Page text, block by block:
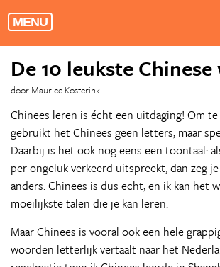
MENU
De 10 leukste
door Maurice Kosterink
Chinees leren is écht een uitdaging! Om
gebruikt het Chinees geen letters, maar
Daarbij is het ook nog eens een toontaal:
per ongeluk verkeerd uitspreekt, dan zeg
anders. Chinees is dus echt, en ik kan het
moeilijkste talen die je kan leren.
Maar Chinees is vooral ook een hele
woorden letterlijk vertaalt naar het